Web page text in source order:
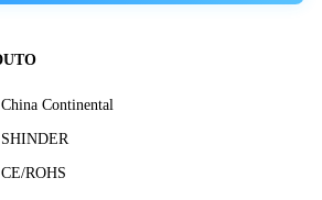
China Continental
SHINDER
CE/ROHS